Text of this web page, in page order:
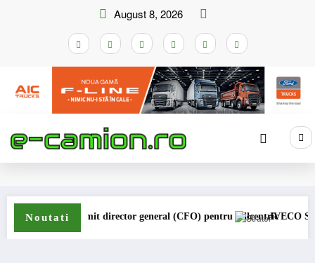
August 8, 2026
Home vinieta Bulgaria
Noutati
a fost numit director general (CFO) pentru cellcentricIVECO Strator